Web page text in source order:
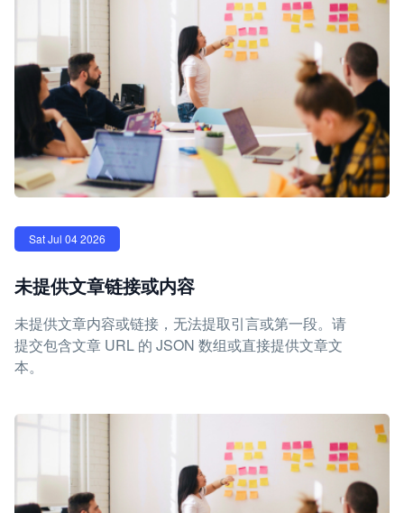
Sat Jul 04 2026
未提供文章链接或内容
未提供文章内容或链接，无法提取引言或第一段。请
提交包含文章 URL 的 JSON 数组或直接提供文章文
本。